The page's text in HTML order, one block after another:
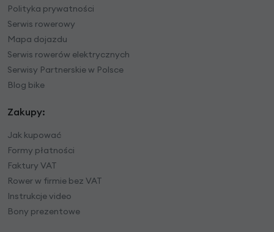
Polityka prywatności
Serwis rowerowy
Mapa dojazdu
Serwis rowerów elektrycznych
Serwisy Partnerskie w Polsce
Blog bike
Zakupy:
Jak kupować
Formy płatności
Faktury VAT
Rower w firmie bez VAT
Instrukcje video
Bony prezentowe